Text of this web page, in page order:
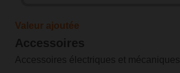
Valeur ajoutée
Accessoires
Accessoires électriques et mécaniques